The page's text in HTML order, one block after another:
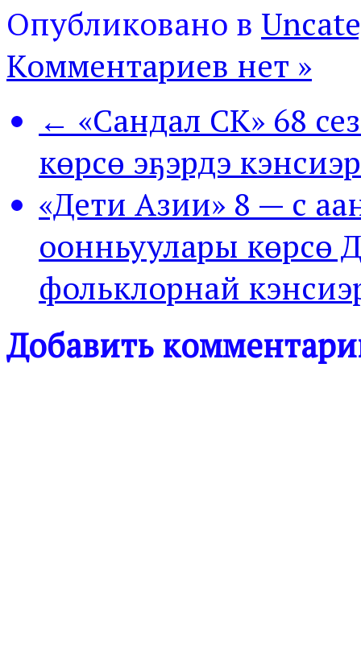
Опубликовано в
Комментариев нет »
← «Сандал СК» 68
көрсө эҕэрдэ кэнсиэр
«Дети Азии» 8 — с
оонньуулары көрсө
фольклорнай
Добавить